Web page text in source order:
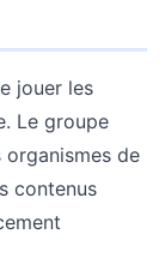
jouer les
Le groupe
de
contenus